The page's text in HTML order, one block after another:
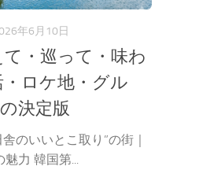
年6月10日
て・巡って・味わ
・ロケ地・グル
決定版
のいいとこ取り”の街｜
力 韓国第...